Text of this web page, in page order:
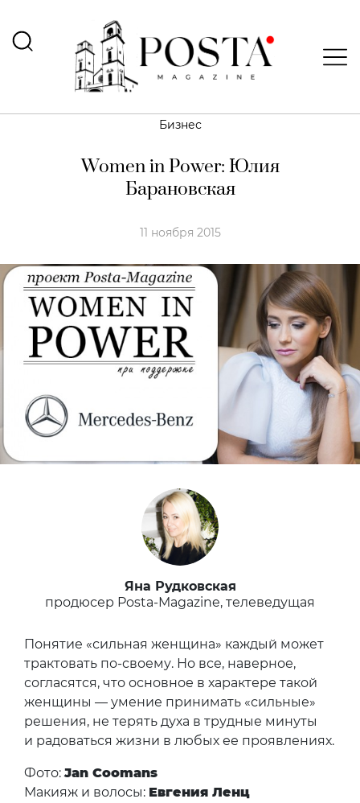
Бизнес
Women in Power: Юлия
Барановская
11 ноября 2015
Яна Рудковская
продюсер Posta-Magazine, телеведущая
Понятие «сильная женщина» каждый может
трактовать по-своему. Но все, наверное,
согласятся, что основное в характере такой
женщины — умение принимать «сильные»
решения, не терять духа в трудные минуты
и радоваться жизни в любых ее проявлениях.
Фото:Jan Coomans
Макияж и волосы: Евгения Ленц